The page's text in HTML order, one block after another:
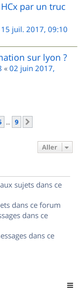
par un truc
15 juil. 2017, 09:10
sur lyon ?
« 02 juin 2017,
… 9
Aller
sujets dans ce
dans ce forum
dans ce
dans ce